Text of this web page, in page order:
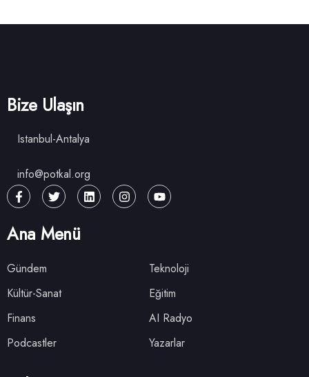
Bize Ulaşın
Istanbul-Antalya
info@potkal.org
Ana Menü
Gündem
Teknoloji
Kültür-Sanat
Eğitim
Finans
AI Radyo
Podcastler
Yazarlar